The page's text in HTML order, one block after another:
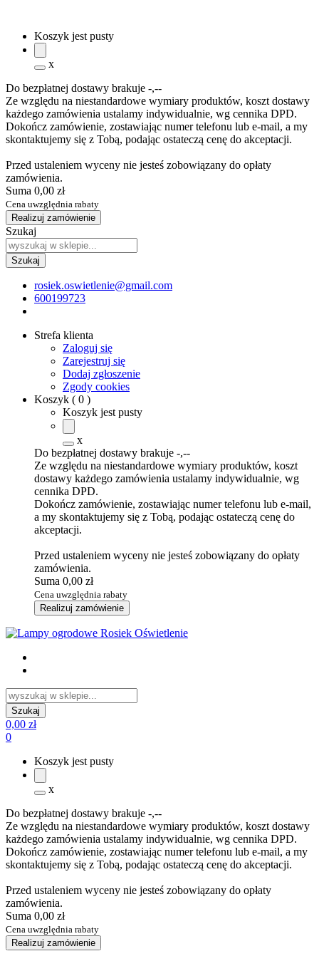
Koszyk jest pusty
x
Do bezpłatnej dostawy brakuje -,--
Ze względu na niestandardowe wymiary produktów, koszt dostawy
każdego zamówienia ustalamy indywidualnie, wg cennika DPD.
Dokończ zamówienie, zostawiając numer telefonu lub e-mail, a my
skontaktujemy się z Tobą, podając ostateczą cenę do akceptacji.
Przed ustaleniem wyceny nie jesteś zobowiązany do opłaty
zamówienia.
Suma 0,00 zł
Cena uwzględnia rabaty
Realizuj zamówienie
Szukaj
rosiek.oswietlenie@gmail.com
600199723
Strefa klienta
Zaloguj się
Zarejestruj się
Dodaj zgłoszenie
Zgody cookies
Koszyk ( 0 )
Koszyk jest pusty
x
Do bezpłatnej dostawy brakuje -,--
Ze względu na niestandardowe wymiary produktów, koszt
dostawy każdego zamówienia ustalamy indywidualnie, wg
cennika DPD.
Dokończ zamówienie, zostawiając numer telefonu lub e-mail,
a my skontaktujemy się z Tobą, podając ostateczą cenę do
akceptacji.
Przed ustaleniem wyceny nie jesteś zobowiązany do opłaty
zamówienia.
Suma 0,00 zł
Cena uwzględnia rabaty
Realizuj zamówienie
0,00 zł
0
Koszyk jest pusty
x
Do bezpłatnej dostawy brakuje -,--
Ze względu na niestandardowe wymiary produktów, koszt dostawy
każdego zamówienia ustalamy indywidualnie, wg cennika DPD.
Dokończ zamówienie, zostawiając numer telefonu lub e-mail, a my
skontaktujemy się z Tobą, podając ostateczą cenę do akceptacji.
Przed ustaleniem wyceny nie jesteś zobowiązany do opłaty
zamówienia.
Suma 0,00 zł
Cena uwzględnia rabaty
Realizuj zamówienie